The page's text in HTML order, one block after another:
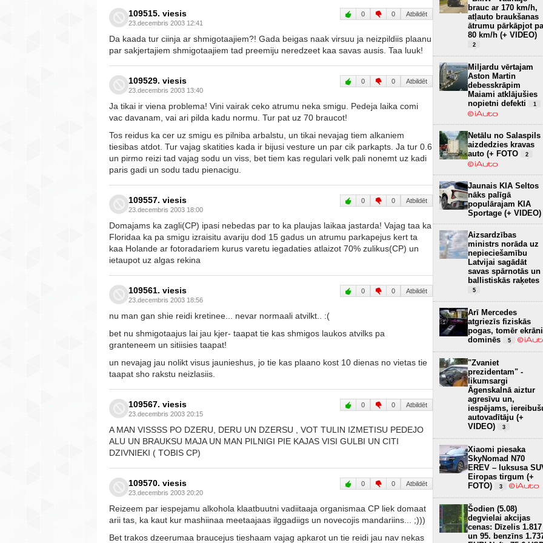
109515. viesis
23.decembris 2003 12:41
0 0 Atbildēt
Da kaada tur ciinja ar shmigotaajiem?! Gada beigas naak virsuu ja neizpildiis plaanu
par sakjertajiem shmigotaajiem tad preemiju neredzeet kaa savas ausis. Taa luuk!
109529. viesis
23.decembris 2003 13:40
0 0 Atbildēt
Ja tikai ir viena problema! Vini vairak ceko atrumu neka smigu. Pedeja laika comi
vac davanam, vai ari pilda kadu normu. Tur pat uz 70 braucot!
Tos reidus ka cer uz smigu es pilniba arbalstu, un tikai nevajag tiem alkaniem
tiesibas atdot. Tur vajag skatities kada ir bijusi vesture un par cik parkapts. Ja tur 0.6
un pirmo reizi tad vajag sodu un viss, bet tiem kas regulari velk pali nonemt uz kadi
paris gadi un sodu tadu pienacigu.
109557. viesis
23.decembris 2003 18:00
0 0 Atbildēt
Domajams ka zagli(CP) ipasi nebedas par to ka plaujas laikaa jastarda! Vajag taa ka
Floridaa ka pa smigu izraisitu avariju dod 15 gadus un atrumu parkapejus kert ta
kaa Holande ar fotoradariem kurus varetu iegadaties atlaizot 70% zulikus(CP) un
ietaupot uz algas rekina
109561. viesis
23.decembris 2003 18:56
0 0 Atbildēt
nu man gan shie reidi kretinee... nevar normaali atvilkt.. :(
bet nu shmigotaajus lai jau kjer- taapat tie kas shmigos laukos atvilks pa
granteneem un sitiisies taapat!
un nevajag jau nolikt visus jaunieshus, jo tie kas plaano kost 10 dienas no vietas tie
taapat sho rakstu neizlasiis.
109567. viesis
23.decembris 2003 20:15
0 0 Atbildēt
A MAN VISSSS PO DZERU, DERU UN DZERSU , VOT TULIN IZMETISU PEDEJO
ALU UN BRAUKSU MAJA UN MAN PILNIGI PIE KAJAS VISI GULBI UN CITI
DZIVNIEKI ( TOBIS CP)
109570. viesis
23.decembris 2003 20:20
0 0 Atbildēt
Reizeem par iespejamu alkohola klaatbuutni vadiitaaja organismaa CP liek domaat
arii tas, ka kaut kur mashiinaa meetaajaas ilggadiigs un novecojis mandariins... ;)))
Bet trakos dzeerumaa braucejus tieshaam vajag apkarot un tie reidi jau nav nekas
brauc ar 170 km/h,
atļauto braukšanas
ātrumu pārkāpjot
80 km/h (+ VIDEO)
2
Miljardu vērtajam
Aston Martin
debesskrāpim
Maiami atklājušies
nopietni defekti
1
Netālu no Salaspils
aizdedzies kravas
auto (+ FOTO
2
Jaunais KIA Seltos
nāks palīgā
populārajam KIA
Sportage (+ VIDEO)
Aizsardzības
ministrs norāda uz
nepieciešamību
Latvijai sagādāt
savas spārnotās un
ballistiskās raķetes
5
Arī Mercedes
atgriezīs fiziskās
pogas, tomēr ekrāni
dominēs
5
"Zvaniet
prezidentam" -
likumsargi
Āgenskalnā aiztur
agresīvu un,
iespējams,
autovadītāju (+
VIDEO)
3
Xiaomi piesaka
SkyNomad N70
EREV – luksusa
Eiropas tirgum (+
FOTO)
3
Šodien (5.08)
degvielai akcijas
cenas: Dīzelis 1.817
un 95. benzīns